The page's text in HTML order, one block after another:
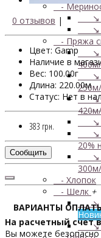
-
↘
↘
- Пряжа
↘
↘
↘
↘
↘
20%
↘
- Хлопок
- Шелк +
↘
↘
0 отзывов |
Цвет: Gamp
Наличие в
Вес: 100.00г
Длина: 220.00м
Статус: Нет в
383 грн.
Сообщить
ВАРИАНТЫ
На расчетный счет
Вы можете безопасно